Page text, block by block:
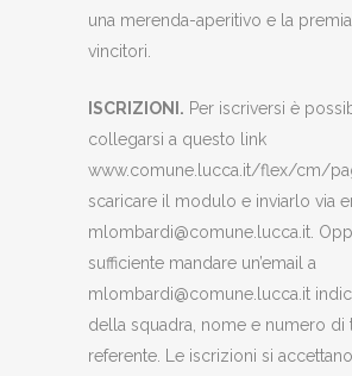
una merenda-aperitivo e la
vincitori.
ISCRIZIONI. Per iscriversi è
collegarsi a questo link
www.comune.lucca.it/flex/cm/
scaricare il modulo e inviarlo via
mlombardi@comune.lucca.it.
sufficiente mandare un’email a
mlombardi@comune.lucca.it
della squadra, nome e numero di
referente. Le iscrizioni si